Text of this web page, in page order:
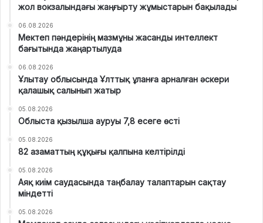
жол вокзалындағы жаңғырту жұмыстарын бақылады
06.08.2026
Мектеп пәндерінің мазмұны жасанды интеллект
бағытында жаңартылуда
06.08.2026
Ұлытау облысында Ұлттық ұланға арналған әскери
қалашық салынып жатыр
05.08.2026
Облыста қызылша ауруы 7,8 есеге өсті
05.08.2026
82 азаматтың құқығы қалпына келтірілді
05.08.2026
Аяқ киім саудасында таңбалау талаптарын сақтау
міндетті
05.08.2026